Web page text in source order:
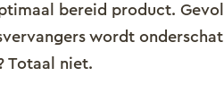
bereid product.
wordt
Totaal niet.